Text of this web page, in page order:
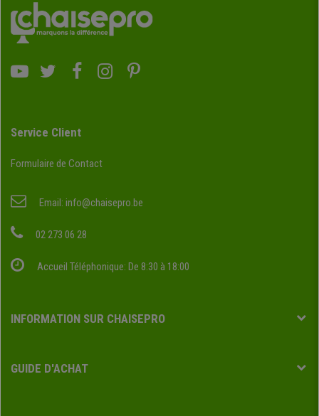
Service Client
Formulaire de Contact
Email: info@chaisepro.be
02 273 06 28
Accueil Téléphonique: De 8:30 à 18:00
INFORMATION SUR CHAISEPRO
GUIDE D'ACHAT